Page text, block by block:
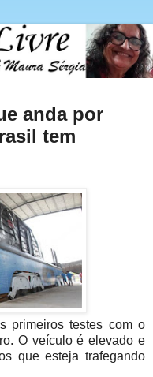
anda por
tem
primeiros testes com o
O veículo é elevado e
que esteja trafegando